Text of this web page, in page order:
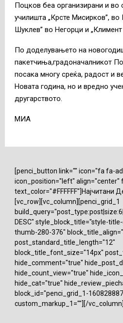
Поцков беа организирани и во
училишта „Крсте Мисирков”, во
Шуклев” во Негорци и
По доделувањето на
пакетчиња,градоначалникот
посака многу среќа, радост и
Новата година, но и вредно
другарството.
МИА
[penci_button link="" icon="fa fa-
icon_position="left" align="center"
text_color="#FFFFFF"]Најчитани
[vc_row][vc_column][penci_grid_1
DESC" style_block_title="style-
thumb-280-376"
post_standard_title_length="12"
block_title_font_size="14px"
hide_comment="true"
hide_count_view="true"
hide_cat="true"
block_id="penci_grid_1-
custom_markup_1=""][/